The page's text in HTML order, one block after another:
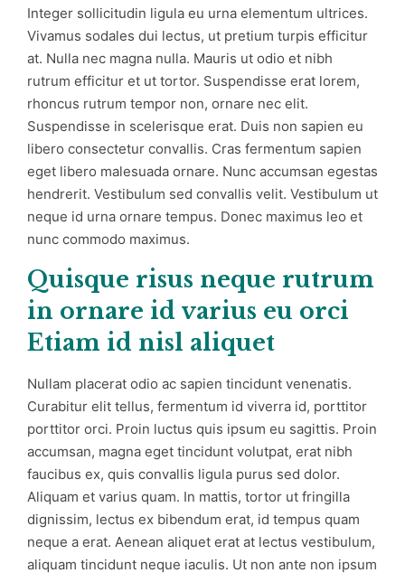
Integer sollicitudin ligula eu urna elementum ultrices.
Vivamus sodales dui lectus, ut pretium turpis efficitur
at. Nulla nec magna nulla. Mauris ut odio et nibh
rutrum efficitur et ut tortor. Suspendisse erat lorem,
rhoncus rutrum tempor non, ornare nec elit.
Suspendisse in scelerisque erat. Duis non sapien eu
libero consectetur convallis. Cras fermentum sapien
eget libero malesuada ornare. Nunc accumsan egestas
hendrerit. Vestibulum sed convallis velit. Vestibulum ut
neque id urna ornare tempus. Donec maximus leo et
nunc commodo maximus.
Quisque risus neque rutrum
in ornare id varius eu orci
Etiam id nisl aliquet
Nullam placerat odio ac sapien tincidunt venenatis.
Curabitur elit tellus, fermentum id viverra id, porttitor
porttitor orci. Proin luctus quis ipsum eu sagittis. Proin
accumsan, magna eget tincidunt volutpat, erat nibh
faucibus ex, quis convallis ligula purus sed dolor.
Aliquam et varius quam. In mattis, tortor ut fringilla
dignissim, lectus ex bibendum erat, id tempus quam
neque a erat. Aenean aliquet erat at lectus vestibulum,
aliquam tincidunt neque iaculis. Ut non ante non ipsum